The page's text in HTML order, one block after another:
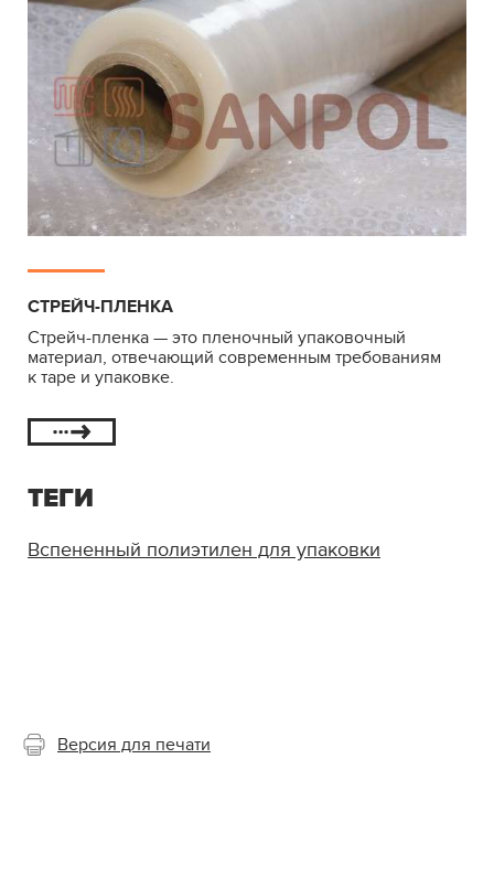
СТРЕЙЧ-ПЛЕНКА
Стрейч-пленка — это пленочный упаковочный
материал, отвечающий современным требованиям
к таре и упаковке.
ТЕГИ
Вспененный полиэтилен для упаковки
Версия для печати